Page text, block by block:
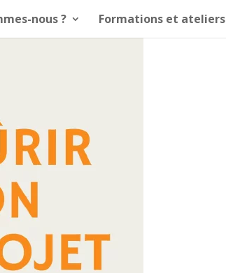
nous ? Formations et ateliers